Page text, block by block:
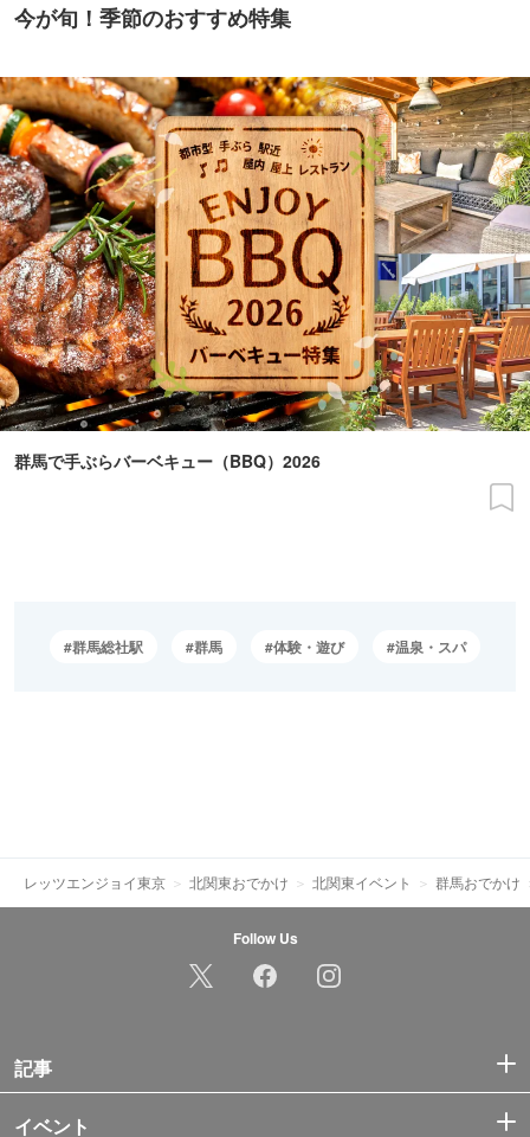
今が旬！季節のおすすめ特集
群馬で手ぶらバーベキュー（BBQ）2026
群馬総社駅 群馬 体験・遊び 温泉・スパ
レッツエンジョイ東京 北関東おでかけ 北関東イベント 群馬おでかけ
Follow Us
記事
イベント